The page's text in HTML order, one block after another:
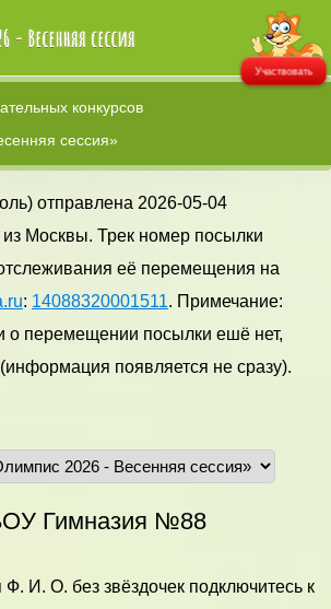
Участвовать
конкурсов
сессия»
отправлена 2026-05-04
из Москвы. Трек номер посылки
её перемещения на
: 14088320001511. Примечание:
о перемещении посылки ешё нет,
появляется не сразу).
Гимназия №88
И. О. без звёздочек подключитесь к